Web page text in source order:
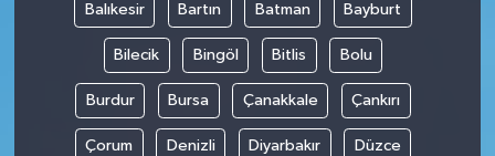
Balıkesir Bartın Batman Bayburt
Bilecik Bingöl Bitlis Bolu
Burdur Bursa Çanakkale Çankırı
Çorum Denizli Diyarbakır Düzce